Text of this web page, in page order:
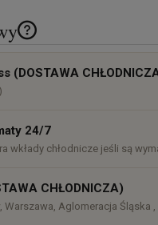
Cena nie zawiera
(DOSTAWA
24/7
wkłady chłodnicze jeśli są
CHŁODNICZA)
Warszawa, Aglomeracja